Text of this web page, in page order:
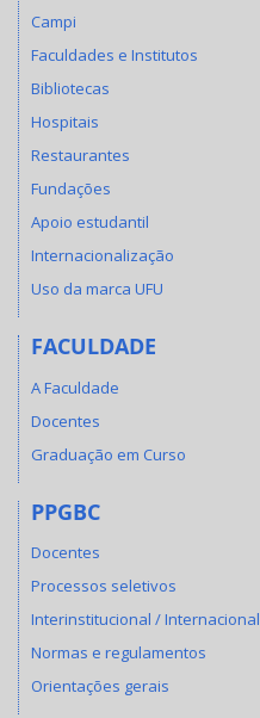
Campi
Faculdades e Institutos
Bibliotecas
Hospitais
Restaurantes
Fundações
Apoio estudantil
Internacionalização
Uso da marca UFU
FACULDADE
A Faculdade
Docentes
Graduação em Curso
PPGBC
Docentes
Processos seletivos
Interinstitucional / Internacional
Normas e regulamentos
Orientações gerais